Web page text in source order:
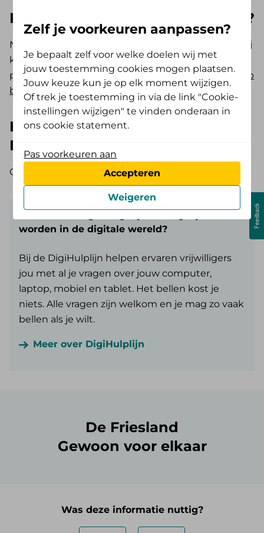
Kom je er toch niet helemaal uit?
Neem dan
op met onze klantenservice. Wij
kijken dan samen naar het probleem. Heb je
problemen met Mijn De Friesland? Kijk dan op Hulp
bij problemen in Mijn De Friesland.
Heb je vragen of problemen met
DigiD?
Op de website van DigiDlees je wat je kunt doen.
worden in de digitale wereld?
Bij de DigiHulplijn helpen ervaren vrijwilligers
jou met al je vragen over jouw computer,
laptop, mobiel en tablet. Het bellen kost je
niets. Alle vragen zijn welkom en je mag zo vaak
bellen als je wilt.
Meer over DigiHulplijn
De Friesland
Gewoon voor elkaar
Was deze informatie nuttig?
Zelf je voorkeuren aanpassen?
Je bepaalt zelf voor welke doelen wij met
jouw toestemming cookies mogen plaatsen.
Jouw keuze kun je op elk moment wijzigen.
Of trek je toestemming in via de link "Cookie-
instellingen wijzigen" te vinden onderaan in
ons cookie statement.
Pas voorkeuren aan
Accepteren
Weigeren